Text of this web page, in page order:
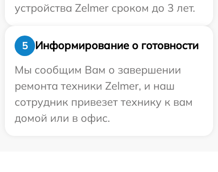
устройства Zelmer сроком до 3 лет.
5
Информирование о готовности
Мы сообщим Вам о завершении
ремонта техники Zelmer, и наш
сотрудник привезет технику к вам
домой или в офис.